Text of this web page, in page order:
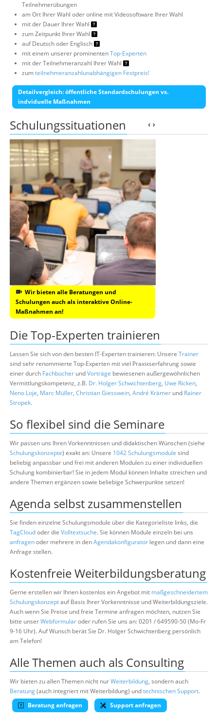
Teilnehmerübungen
am Ort Ihrer Wahl oder online mit Videosoftware Ihrer Wahl
mit der Dauer Ihrer Wahl
zum Zeitpunkt Ihrer Wahl
auf Deutsch oder Englisch
mit einem unserer prominentenTop-Experten
mit der Teilnehmeranzahl Ihrer Wahl
zumteilnehmeranzahlunabhängigen Festpreis!
Detailvergleich: öffentliche Standardschulungen vs.
indviduelle Maßnahmen
Schulungssituationen
Wir bieten alle Beratungen und
Schulungen auch als interaktive Online-
Maßnahmen an!
Die Top-Experten trainieren
Lassen Sie sich von den besten IT-Experten trainieren: Unsere Trainer
sind sehr renommierte Top-Experten mit viel Praxixserfahrung sowie
einer durch Fachbücher undVorträge bewiesenen außergewöhnlichen
Vermittlungskompetenz, z.B. Dr. Holger Schwichtenberg, Uwe Ricken,
Neno Loje, Marc Müller, Christian Giesswein, André Krämer und Rainer
Stropek.
So flexibel sind die Seminare
Wir passen uns Ihren Vorkenntnissen und didaktischen Wünschen (siehe
Schulungskonzepte) exakt an: Unsere 1042 Schulungsmodule sind
beliebig anpassbar und frei mit anderen Modulen zu einer individuellen
Schulung kombinierbar! Sie in jedem Modul können Inhalte streichen und
andere Themen ergänzen sowie beliebige Schwerpunkte setzen!
Agenda selbst zusammenstellen
Sie finden einzelne Schulungsmodule über die Kategorieliste links, die
TagCloudoder die Volltextsuche. Sie können Module einzeln bei uns
anfragenoder mehrere in denAgendakonfigurator legen und dann eine
Anfrage stellen.
Kostenfreie Weiterbildungsberatung
Gerne erstellen wir Ihnen kostenlos ein Angebot mit maßgeschneidertem
Schulungskonzeptauf Basis Ihrer Vorkenntnisse und Weiterbildungsziele.
Auch wenn Sie Preise und freie Termine anfragen möchten, nutzen Sie
bitte unserWebformularoder rufen Sie uns an: 0201 / 649590-50 (Mo-Fr
9-16 Uhr). Auf Wunsch berät Sie Dr. Holger Schwichtenberg persönlich
am Telefon!
Alle Themen auch als Consulting
Wir bieten zu allen Themen nicht nurWeiterbildung, sondern auch
Beratung(auch integriert mit Weiterbildung) undtechnischen Support.
Beratung anfragen
Support anfragen